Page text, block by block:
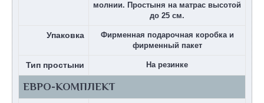
молнии. Простыня на матрас высотой
до 25 см.
Упаковка
Фирменная подарочная коробка и
фирменный пакет
Тип простыни На резинке
ЕВРО-КОМПЛЕКТ